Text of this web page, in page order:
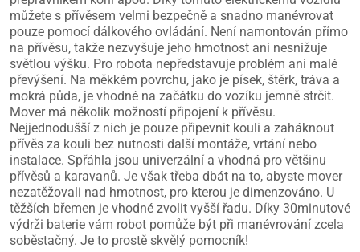
můžete s přívěsem velmi bezpečně a snadno manévrovat
pouze pomocí dálkového ovládání. Není namontován přímo
na přívěsu, takže nezvyšuje jeho hmotnost ani nesnižuje
světlou výšku. Pro robota nepředstavuje problém ani malé
převýšení. Na měkkém povrchu, jako je písek, štěrk, tráva a
mokrá půda, je vhodné na začátku do vozíku jemně strčit.
Mover má několik možností připojení k přívěsu.
Nejjednodušší z nich je pouze připevnit kouli a zaháknout
přívěs za kouli bez nutnosti další montáže, vrtání nebo
instalace. Spřáhla jsou univerzální a vhodná pro většinu
přívěsů a karavanů. Je však třeba dbát na to, abyste mover
nezatěžovali nad hmotnost, pro kterou je dimenzováno. U
těžších břemen je vhodné zvolit vyšší řadu. Díky 30minutové
výdrži baterie vám robot pomůže být při manévrování zcela
soběstačný. Je to prostě skvělý pomocník!